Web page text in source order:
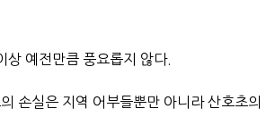
상 예전만큼 풍요롭지 않다.
손실은 지역 어부들뿐만 아니라 산호초의